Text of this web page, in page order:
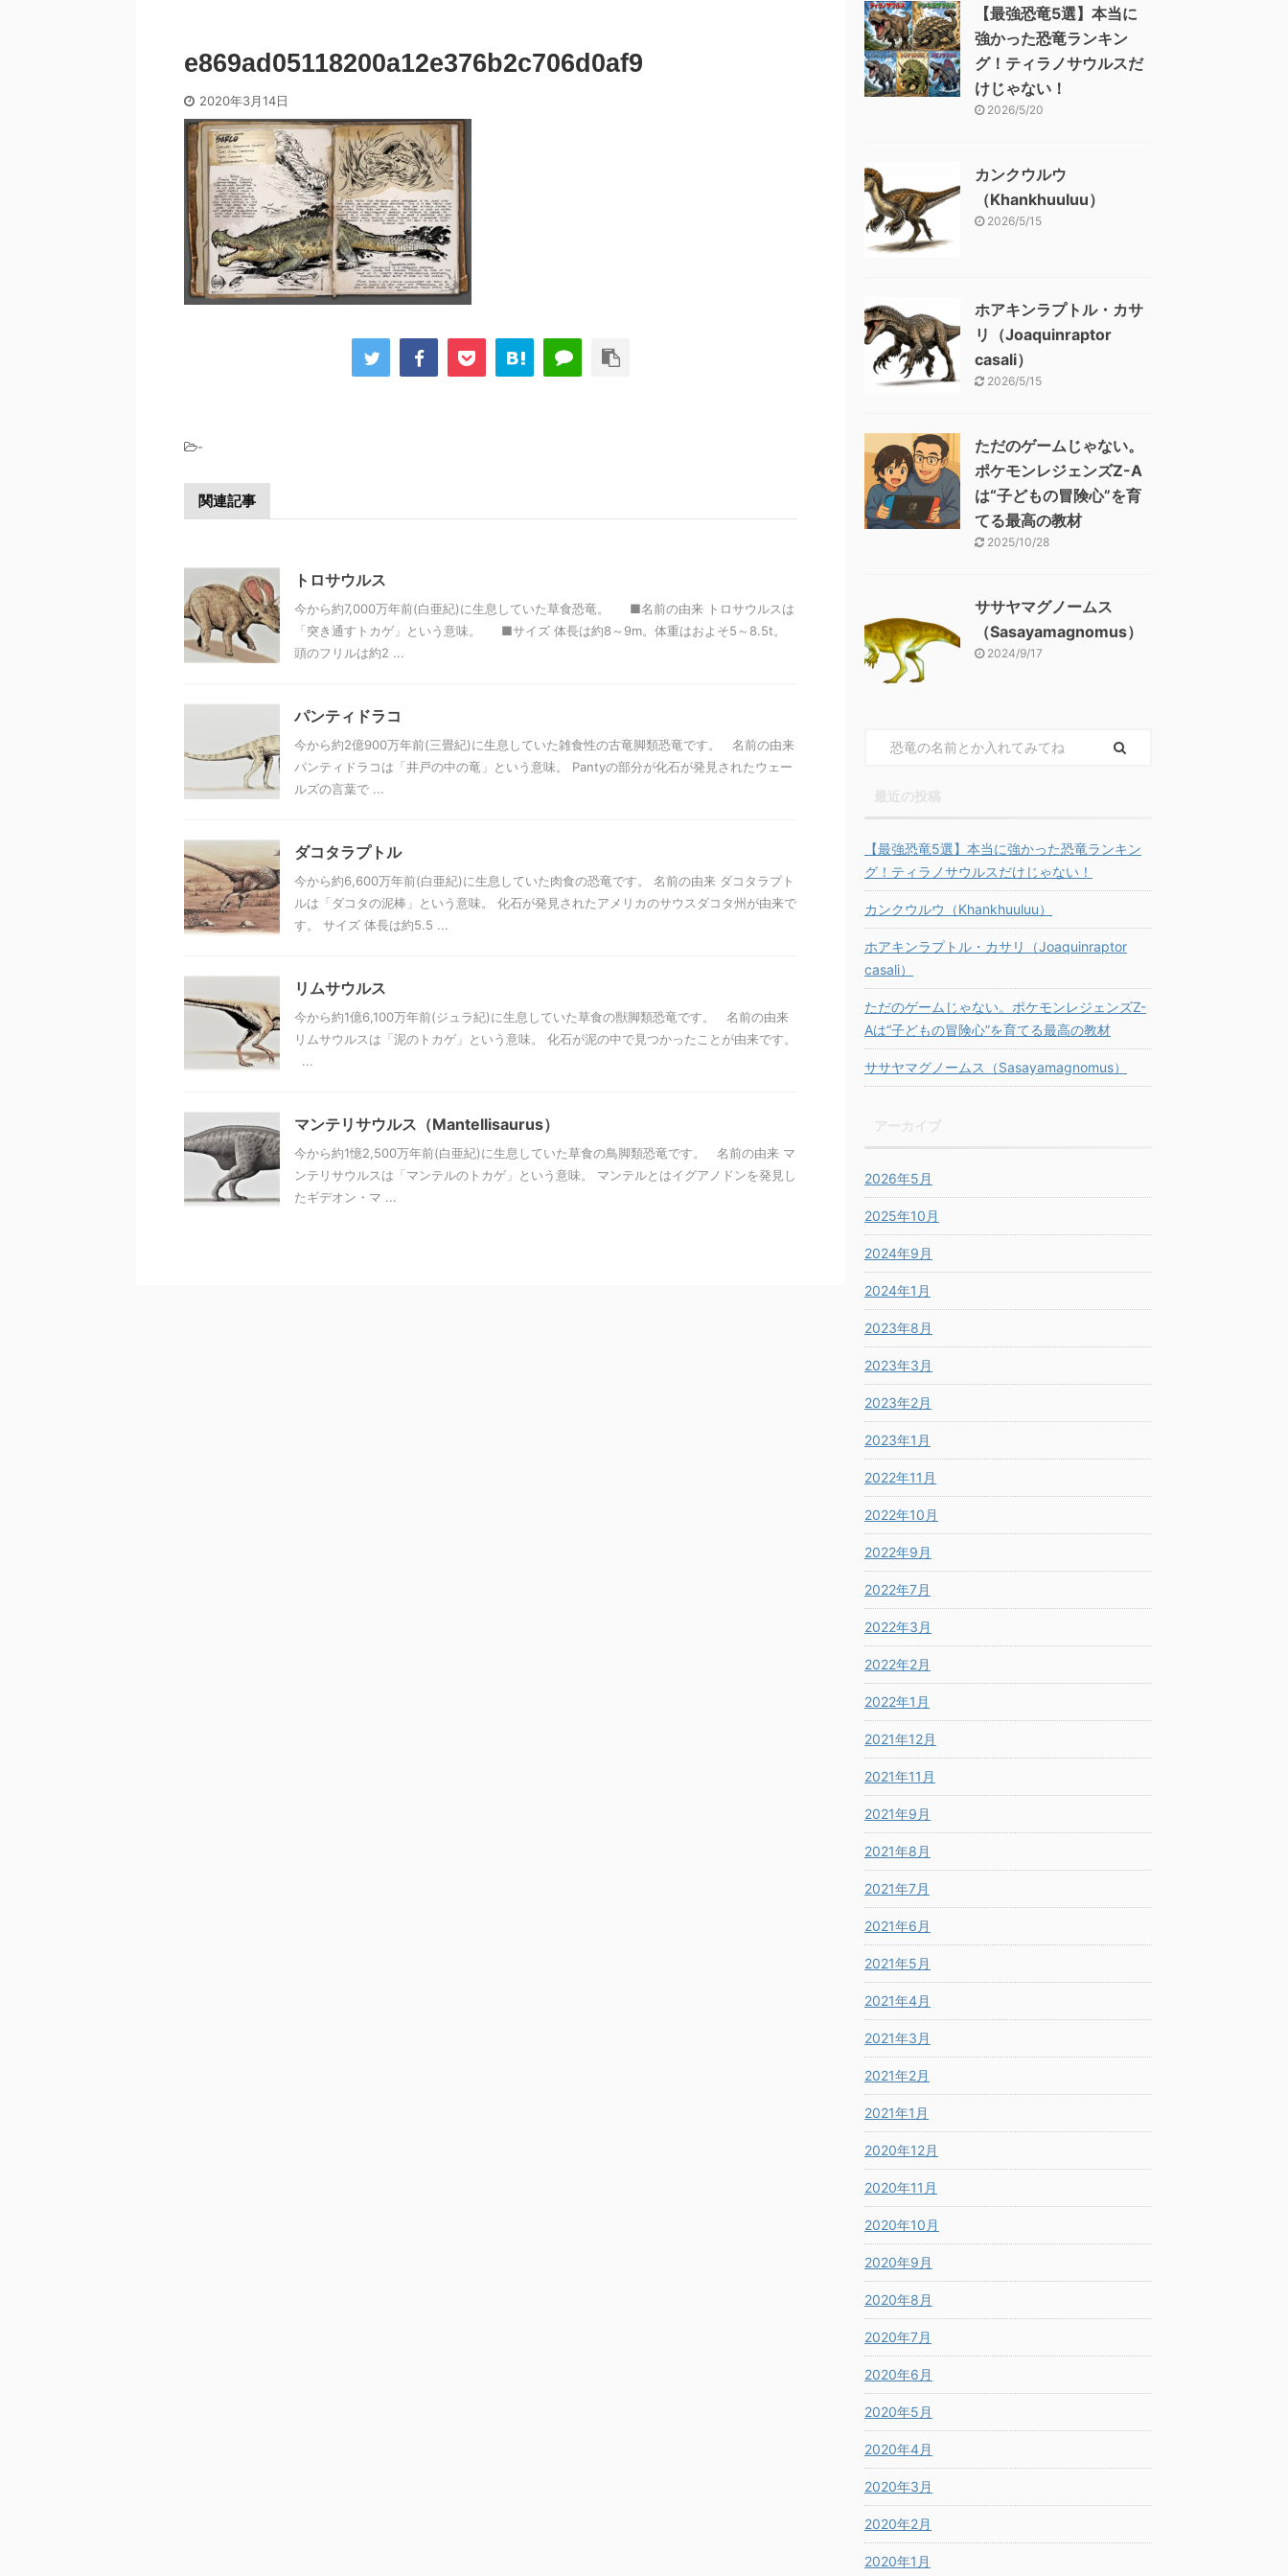
e869ad05118200a12e376b2c706d0af9
2020年3月14日
-
関連記事
トロサウルス
今から約7,000万年前(白亜紀)に生息していた草食恐竜。 ■名前の由来 トロサウルスは
「突き通すトカゲ」という意味。 ■サイズ 体長は約8～9m。体重はおよそ5～8.5t。
頭のフリルは約2 ...
パンティドラコ
今から約2億900万年前(三畳紀)に生息していた雑食性の古竜脚類恐竜です。 名前の由来
パンティドラコは「井戸の中の竜」という意味。 Pantyの部分が化石が発見されたウェー
ルズの言葉で ...
ダコタラプトル
今から約6,600万年前(白亜紀)に生息していた肉食の恐竜です。 名前の由来 ダコタラプト
ルは「ダコタの泥棒」という意味。 化石が発見されたアメリカのサウスダコタ州が由来で
す。 サイズ 体長は約5.5 ...
リムサウルス
今から約1億6,100万年前(ジュラ紀)に生息していた草食の獣脚類恐竜です。 名前の由来
リムサウルスは「泥のトカゲ」という意味。 化石が泥の中で見つかったことが由来です。
...
マンテリサウルス（Mantellisaurus）
今から約1憶2,500万年前(白亜紀)に生息していた草食の鳥脚類恐竜です。 名前の由来 マ
ンテリサウルスは「マンテルのトカゲ」という意味。 マンテルとはイグアノドンを発見し
たギデオン・マ ...
【最強恐竜5選】本当に
強かった恐竜ランキン
グ！ティラノサウルスだ
けじゃない！
2026/5/20
カンクウルウ
（Khankhuuluu）
2026/5/15
ホアキンラプトル・カサ
リ（Joaquinraptor
casali）
2026/5/15
ただのゲームじゃない。
ポケモンレジェンズZ-A
は“子どもの冒険心”を育
てる最高の教材
2025/10/28
ササヤマグノームス
（Sasayamagnomus）
2024/9/17
【最強恐竜5選】本当に強かった恐竜ランキン
グ！ティラノサウルスだけじゃない！
カンクウルウ（Khankhuuluu）
ホアキンラプトル・カサリ（Joaquinraptor
casali）
ただのゲームじゃない。ポケモンレジェンズZ-
Aは“子どもの冒険心”を育てる最高の教材
ササヤマグノームス（Sasayamagnomus）
2026年5月
2025年10月
2024年9月
2024年1月
2023年8月
2023年3月
2023年2月
2023年1月
2022年11月
2022年10月
2022年9月
2022年7月
2022年3月
2022年2月
2022年1月
2021年12月
2021年11月
2021年9月
2021年8月
2021年7月
2021年6月
2021年5月
2021年4月
2021年3月
2021年2月
2021年1月
2020年12月
2020年11月
2020年10月
2020年9月
2020年8月
2020年7月
2020年6月
2020年5月
2020年4月
2020年3月
2020年2月
2020年1月